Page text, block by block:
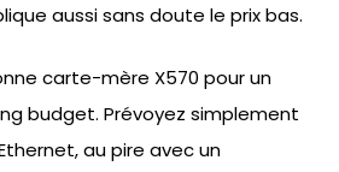
aussi sans doute le prix bas.
carte-mère X570 pour un
budget. Prévoyez simplement
au pire avec un